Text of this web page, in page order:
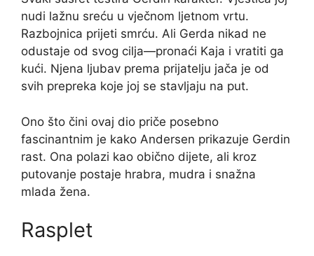
nudi lažnu sreću u vječnom ljetnom vrtu.
Razbojnica prijeti smrću. Ali Gerda nikad ne
odustaje od svog cilja—pronaći Kaja i vratiti ga
kući. Njena ljubav prema prijatelju jača je od
svih prepreka koje joj se stavljaju na put.
Ono što čini ovaj dio priče posebno
fascinantnim je kako Andersen prikazuje Gerdin
rast. Ona polazi kao obično dijete, ali kroz
putovanje postaje hrabra, mudra i snažna
mlada žena.
Rasplet